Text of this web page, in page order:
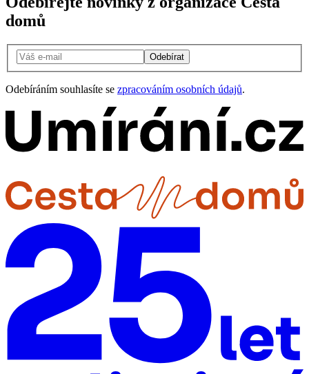
domů
Odebírat
Odebíráním souhlasíte se zpracováním osobních údajů.